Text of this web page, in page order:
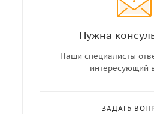
Нужна
Наши специалисты
интересующий
ЗАДАТЬ